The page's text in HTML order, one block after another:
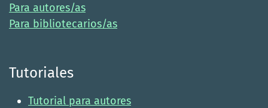
Para autores/as
Para bibliotecarios/as
Tutoriales
Tutorial para autores